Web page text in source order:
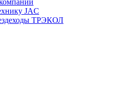
JAC
ТРЭКОЛ